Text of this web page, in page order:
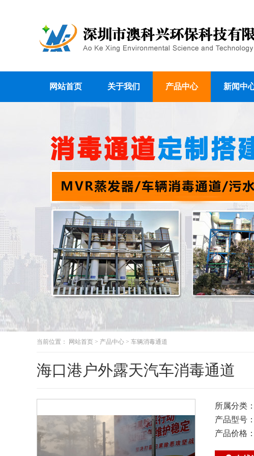
网站首页 关于我们 产品中心 新闻中
当前位置： 网站首页 > 产品中心 > 车辆消毒通道
海口港户外露天汽车消毒通道
所属分类：
产品型号：
产品价格：